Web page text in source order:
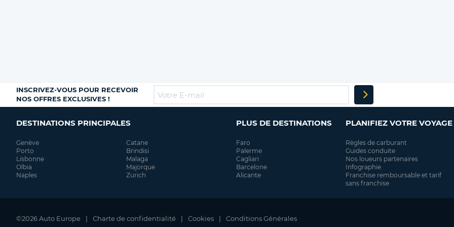
INSCRIVEZ-VOUS POUR RECEVOIR
NOS OFFRES EXCLUSIVES !
DESTINATIONS PRINCIPALES
Genève
Porto
Lisbonne
Olbia
Naples
Catane
Brindisi
Malaga
Majorque
Zurich
PLUS DE DESTINATIONS
Faro
Palerme
Cagliari
Barcelone
Alicante
PLANIFIEZ VOTRE VOYAGE
Règles de carburant
Guides conduite
Nos loueurs partenaires
Infographie
Franchise remboursable et tarif
sans franchise
©2026 Auto Europe Charte de confidentialité Cookies Conditions Générales